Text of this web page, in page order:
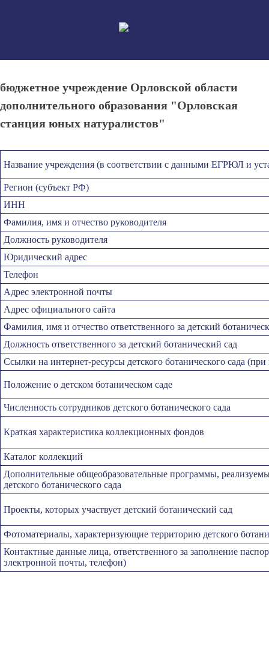
бюджетное учреждение Орловской области
дополнительного образования "Орловская
станция юных натуралистов"
Название учреждения (в соответствии с данными ЕГРЮЛ и
Регион (субъект РФ)
ИНН
Фамилия, имя и отчество руководителя
Должность руководителя
Юридический адрес
Телефон
Адрес электронной почты
Адрес официального сайта
Фамилия, имя и отчество ответственного за детский
Должность ответственного за детский ботанический сад
Ссылки на интернет-ресурсы детского ботанического сада
Положение о детском ботаническом саде
Численность сотрудников детского ботанического сада
Краткая характеристика коллекционных фондов
Каталог коллекций
Дополнительные общеобразовательные программы,
детского ботанического сада
Проекты, которых участвует детский ботанический сад
Фотоматериалы, характеризующие территорию детского
Контактные данные лица, ответственного за заполнение
электронной почты, телефон)